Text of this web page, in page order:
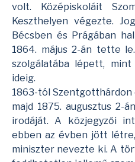
volt. Középiskoláit
Keszthelyen végezte.
Bécsben és Prágában
1864. május 2-án tette
szolgálatába lépett,
ideig.
1863-tól
majd 1875. augusztus 2-
irodáját. A közjegyzői
ebben az évben jött
miniszter nevezte ki. A